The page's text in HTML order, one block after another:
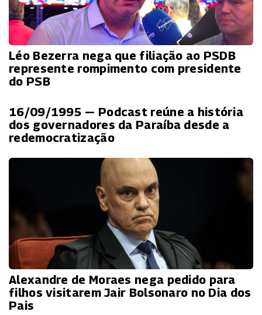
Léo Bezerra nega que filiação ao PSDB
represente rompimento com presidente
do PSB
16/09/1995 — Podcast reúne a história
dos governadores da Paraíba desde a
redemocratização
Alexandre de Moraes nega pedido para
filhos visitarem Jair Bolsonaro no Dia dos
Pais